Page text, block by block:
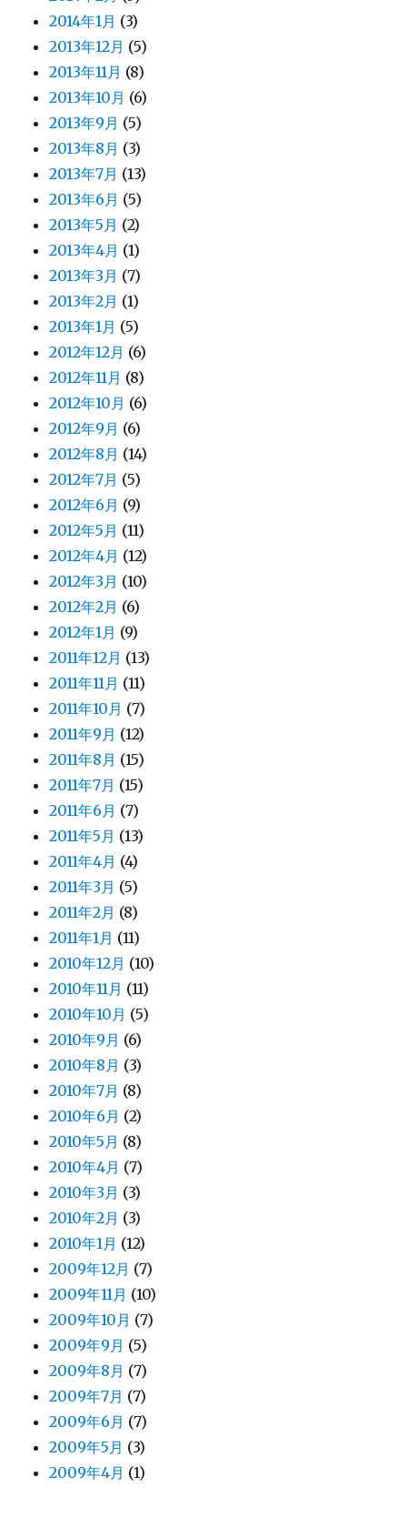
2014年1月 (3)
2013年12月 (5)
2013年11月 (8)
2013年10月 (6)
2013年9月 (5)
2013年8月 (3)
2013年7月 (13)
2013年6月 (5)
2013年5月 (2)
2013年4月 (1)
2013年3月 (7)
2013年2月 (1)
2013年1月 (5)
2012年12月 (6)
2012年11月 (8)
2012年10月 (6)
2012年9月 (6)
2012年8月 (14)
2012年7月 (5)
2012年6月 (9)
2012年5月 (11)
2012年4月 (12)
2012年3月 (10)
2012年2月 (6)
2012年1月 (9)
2011年12月 (13)
2011年11月 (11)
2011年10月 (7)
2011年9月 (12)
2011年8月 (15)
2011年7月 (15)
2011年6月 (7)
2011年5月 (13)
2011年4月 (4)
2011年3月 (5)
2011年2月 (8)
2011年1月 (11)
2010年12月 (10)
2010年11月 (11)
2010年10月 (5)
2010年9月 (6)
2010年8月 (3)
2010年7月 (8)
2010年6月 (2)
2010年5月 (8)
2010年4月 (7)
2010年3月 (3)
2010年2月 (3)
2010年1月 (12)
2009年12月 (7)
2009年11月 (10)
2009年10月 (7)
2009年9月 (5)
2009年8月 (7)
2009年7月 (7)
2009年6月 (7)
2009年5月 (3)
2009年4月 (1)